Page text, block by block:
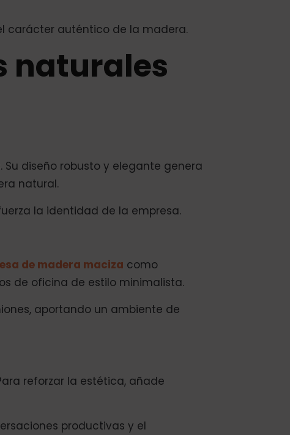
carácter auténtico de la madera.
naturales
diseño robusto y elegante genera
natural.
la identidad de la empresa.
de madera maciza como
de oficina de estilo minimalista.
aportando un ambiente de
reforzar la estética, añade
productivas y el